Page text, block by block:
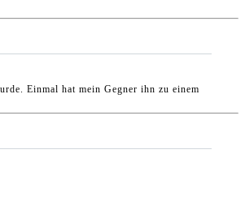
Einmal hat mein Gegner ihn zu einem